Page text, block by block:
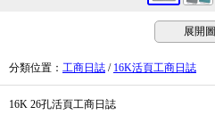
展開圖
分類位置 ： 工商日誌 / 16K活頁工商日誌
16K 26孔活頁工商日誌